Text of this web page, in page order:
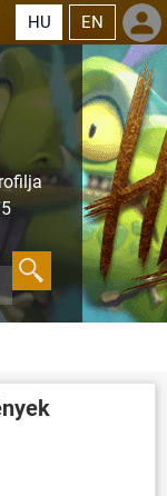
HU EN